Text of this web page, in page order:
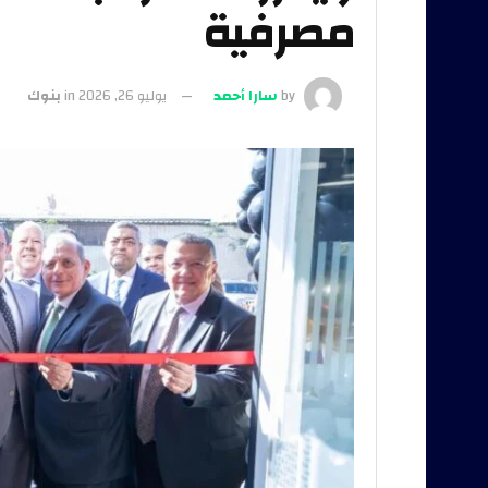
مصرفية
byسارا أحمد يوليو 26, 2026 inبنوك